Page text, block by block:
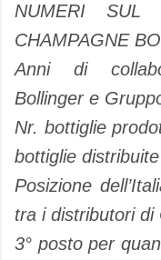
NUMERI SUL
CHAMPAGNE
Anni di
Bollinger e
Nr. bottiglie
bottiglie
Posizione
tra i distributori di
3° posto per